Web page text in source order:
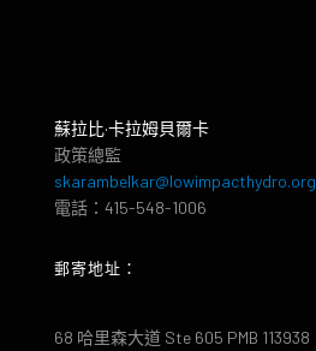
蘇拉比·卡拉姆貝爾卡
政策總監
skarambelkar@lowimpacthydro.org
電話：415-548-1006
郵寄地址：
68 哈里森大道 Ste 605 PMB 113938